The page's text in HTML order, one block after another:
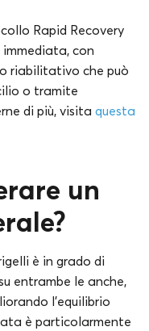
Rapid Recovery
con
riabilitativo che può
o tramite
di più, visita questa
un
è in grado di
entrambe le anche,
l’equilibrio
è particolarmente